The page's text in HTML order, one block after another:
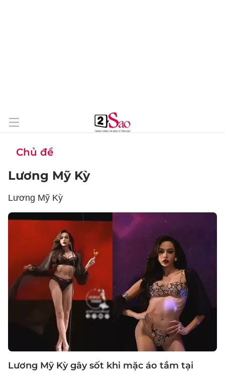
Chủ đề
Lương Mỹ Kỳ
Lương Mỹ Kỳ
Lương Mỹ Kỳ gây sốt khi mặc áo tắm tại